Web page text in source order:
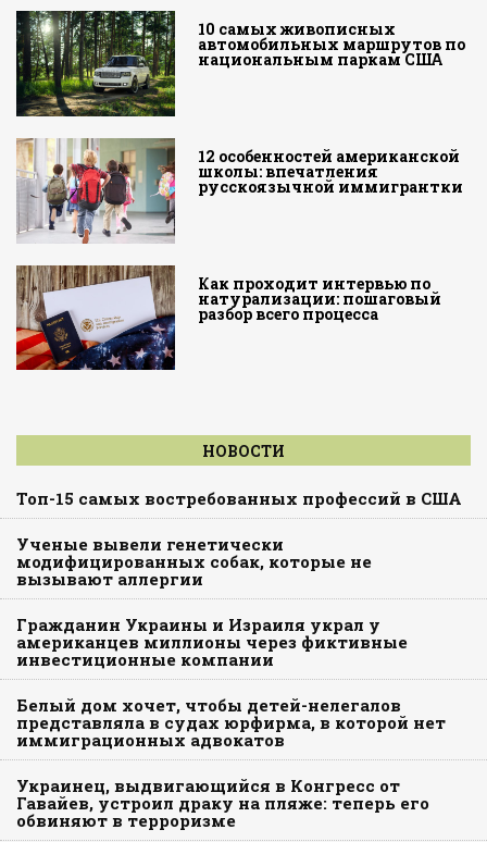
10 самых живописных
автомобильных маршрутов по
национальным паркам США
12 особенностей американской
школы: впечатления
русскоязычной иммигрантки
Как проходит интервью по
натурализации: пошаговый
разбор всего процесса
НОВОСТИ
Топ-15 самых востребованных профессий в США
Ученые вывели генетически
модифицированных собак, которые не
вызывают аллергии
Гражданин Украины и Израиля украл у
американцев миллионы через фиктивные
инвестиционные компании
Белый дом хочет, чтобы детей-нелегалов
представляла в судах юрфирма, в которой нет
иммиграционных адвокатов
Украинец, выдвигающийся в Конгресс от
Гавайев, устроил драку на пляже: теперь его
обвиняют в терроризме